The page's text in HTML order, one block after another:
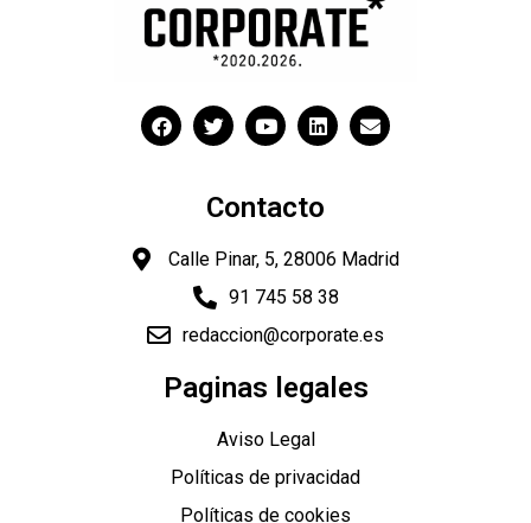
Contacto
Calle Pinar, 5, 28006 Madrid
91 745 58 38
redaccion@corporate.es
Paginas legales
Aviso Legal
Políticas de privacidad
Políticas de cookies